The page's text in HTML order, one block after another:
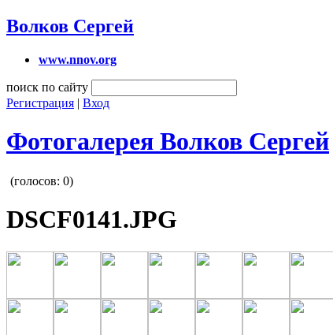
Волков Сергей
www.nnov.org
поиск по сайту
Регистрация | Вход
Фотогалерея Волков Сергей
(голосов: 0)
DSCF0141.JPG